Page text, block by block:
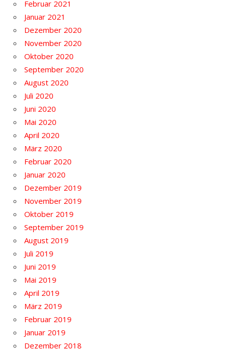
Februar 2021
Januar 2021
Dezember 2020
November 2020
Oktober 2020
September 2020
August 2020
Juli 2020
Juni 2020
Mai 2020
April 2020
März 2020
Februar 2020
Januar 2020
Dezember 2019
November 2019
Oktober 2019
September 2019
August 2019
Juli 2019
Juni 2019
Mai 2019
April 2019
März 2019
Februar 2019
Januar 2019
Dezember 2018